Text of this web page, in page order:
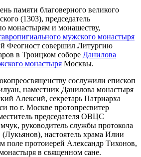
памяти благоверного великого
(1303), председатель
монастырям и монашеству,
мужского монастыря
Феогност совершил Литургию
в Троицком соборе Данилова
монастыря Москвы.
сослужили епископ
наместник Данилова монастыря
Алексий, секретарь Патриарха
по г. Москве протопресвитер
председателя ОВЦС
руководитель службы протокола
настоятель храма Илии
поле протоиерей Александр Тихонов,
в священном сане.